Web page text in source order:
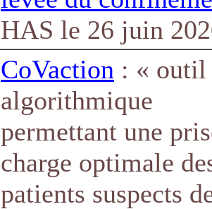
HAS le 26 juin
CoVaction : « outil
algorithmique
permettant une
charge optimale
patients suspects